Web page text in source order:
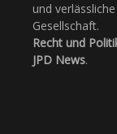
und
Gesellschaft.
Recht und
JPD News.